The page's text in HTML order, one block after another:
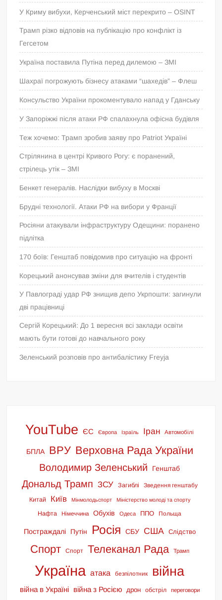
У Криму вибухи, Керченський міст перекрито – OSINT
Трамп різко відповів на публікацію про конфлікт із
Гегсетом
Україна поставила Путіна перед дилемою – ЗМІ
Шахраї погрожують бізнесу атаками “шахедів” – Флеш
Консульство України прокоментувало напад у Гданську
У Запоріжжі після атаки РФ спалахнула офісна будівля
Теж хочемо: Трамп зробив заяву про Patriot Україні
Стрілянина в центрі Кривого Рогу: є поранений,
стрілець утік – ЗМІ
Бенкет генералів. Наслідки вибуху в Москві
Брудні технології. Атаки РФ на вибори у Франції
Росіяни атакували інфраструктуру Одещини: поранено
підлітка
170 боїв: Генштаб повідомив про ситуацію на фронті
Корецький анонсував зміни для вчителів і студентів
У Павлограді удар РФ знищив депо Укрпошти: загинули
дві працівниці
Сергій Корецький: До 1 вересня всі заклади освіти
мають бути готові до навчального року
Зеленський розповів про антибалістику Freyja
YouTube ЄС Європа Ізраїль Іран Автомобілі
БПЛА ВРУ Верховна Рада України
Володимир Зеленський Генштаб
Дональд Трамп ЗСУ Загиблі Зведення генштабу
Китай Київ Мінмолодьспорт Міністерство молоді та спорту
Нафта Німеччина Обухів Одеса ППО Польща
Постраждалі Путін Росія СБУ США Слідство
Спорт Спорт Телеканал Рада Трамп
Україна атака безпілотник війна
війна в Україні війна з Росією дрон обстріл переговори